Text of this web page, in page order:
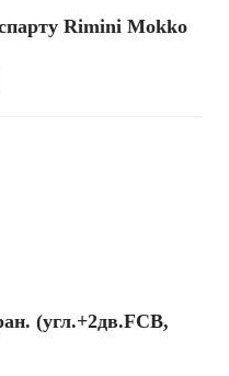
Rimini Mokko
(угл.+2дв.FCB,